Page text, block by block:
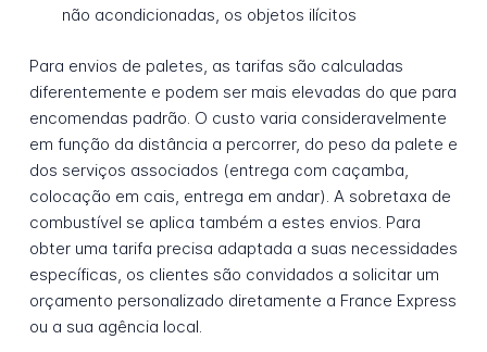
não acondicionadas, os objetos ilícitos
Para envios de paletes, as tarifas são calculadas
diferentemente e podem ser mais elevadas do que para
encomendas padrão. O custo varia consideravelmente
em função da distância a percorrer, do peso da palete e
dos serviços associados (entrega com caçamba,
colocação em cais, entrega em andar). A sobretaxa de
combustível se aplica também a estes envios. Para
obter uma tarifa precisa adaptada a suas necessidades
específicas, os clientes são convidados a solicitar um
orçamento personalizado diretamente a France Express
ou a sua agência local.